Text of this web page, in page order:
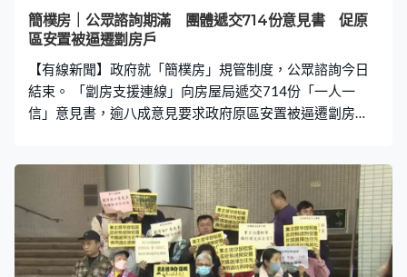
「現在計算出來，業主在應課差餉租值上收取兩倍謀利空
間，我覺得這個是一個暴利，所以我們倡議用150%應課差
簡樸房｜公眾諮詢期滿 團體遞交714份意見書 促原
區安置被逼遷劏房戶
【有線新聞】政府就「簡樸房」規管制度，公眾諮詢今日
結束。 「劏房支援連線」向房屋局遞交714份「一人一
信」意見書，逾八成意見要求政府原區安置被逼遷劏房
促政府研究為業主提供低息貸款及延長登記寛限期。 公屋
聯會副主席梁文廣：「政府是否可以提出一個制度化的低
息貸款或免息貸款計劃，令到繼續有心營運、符合簡樸房
標準的分間房，可以繼續留在市場上，減少對市場衝
擊。」 公屋聯會總幹事招國偉：「保障租戶續租權2年加2